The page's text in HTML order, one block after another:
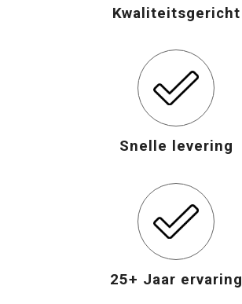
Kwaliteitsgericht
Snelle levering
25+ Jaar ervaring